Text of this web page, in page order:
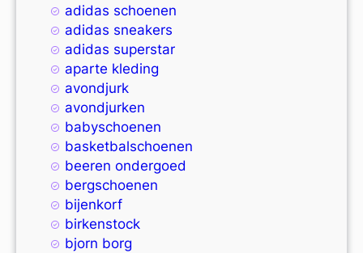
adidas schoenen
adidas sneakers
adidas superstar
aparte kleding
avondjurk
avondjurken
babyschoenen
basketbalschoenen
beeren ondergoed
bergschoenen
bijenkorf
birkenstock
bjorn borg